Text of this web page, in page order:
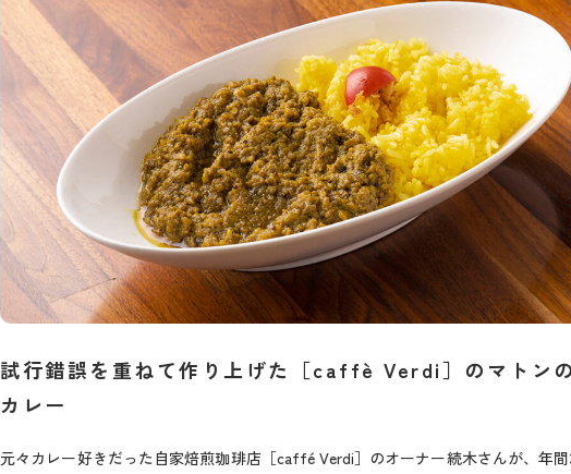
試行錯誤を重ねて作り上げた［caffè Verdi］のマトン
カレー
元々カレー好きだった自家焙煎珈琲店［caffé Verdi］のオーナー続木さんが、年